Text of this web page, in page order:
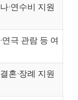
·연수비 지원
극 관람 등 여
혼·장례 지원